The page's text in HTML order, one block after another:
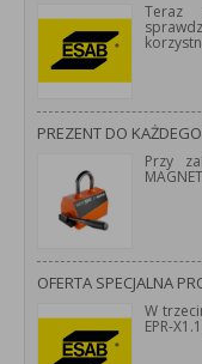
Teraz
PREZENT DO
Przy
OFERTA SPECJALNA
W
EPR-